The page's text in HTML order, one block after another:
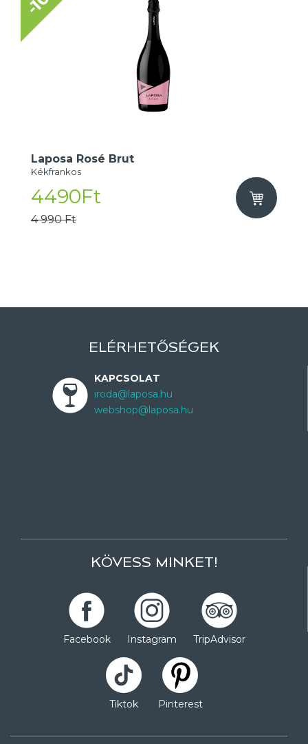
Laposa Rosé Brut
Kékfrankos
4490Ft
4 990 Ft
ELÉRHETŐSÉGEK
KAPCSOLAT
iroda@laposa.hu
webshop@laposa.hu
KÖVESS MINKET!
Facebook Instagram TripAdvisor
Tiktok Pinterest